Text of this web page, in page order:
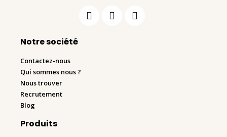
Notre société
Contactez-nous
Qui sommes nous ?
Nous trouver
Recrutement
Blog
Produits